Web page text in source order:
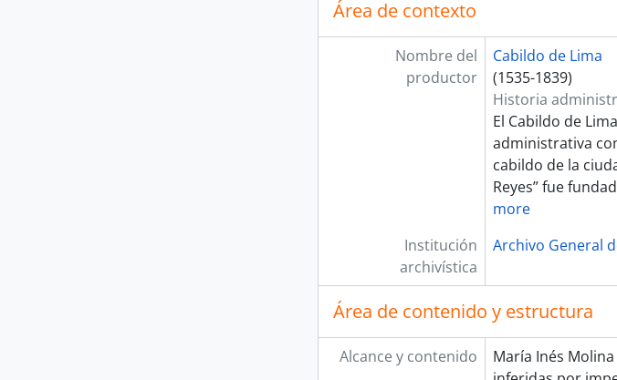
[Unidad de
[Unidad de
[Unidad de
[Unidad de
[Unidad de
[Unidad de
[Unidad de
[Unidad de
[Unidad de
[Unidad de
[Unidad de
[Unidad de
[Sección] JUZGADO
[Fondo] REAL AUDIENCIA DE
[Fondo] RENTA DE CORREOS
[Fondo] GUERRA Y MARINA
Área de contexto
Nombre del
productor
Cabildo de Lima
(1535-1839)
Historia
El Cabildo de
administrativa
cabildo de la
Reyes” fue
more
Institución
archivística
Archivo General
Área de contenido y estructura
Alcance y contenido
María Inés